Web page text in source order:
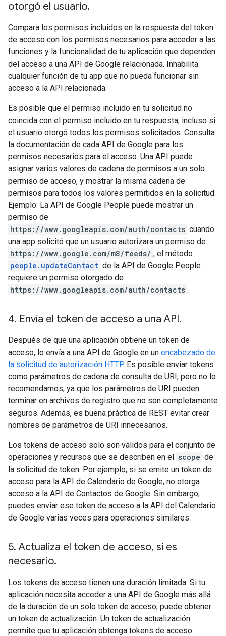
otorgó el usuario.
Compara los permisos incluidos en la respuesta del token
de acceso con los permisos necesarios para acceder a las
funciones y la funcionalidad de tu aplicación que dependen
del acceso a una API de Google relacionada. Inhabilita
cualquier función de tu app que no pueda funcionar sin
acceso a la API relacionada.
Es posible que el permiso incluido en tu solicitud no
coincida con el permiso incluido en tu respuesta, incluso si
el usuario otorgó todos los permisos solicitados. Consulta
la documentación de cada API de Google para los
permisos necesarios para el acceso. Una API puede
asignar varios valores de cadena de permisos a un solo
permiso de acceso, y mostrar la misma cadena de
permisos para todos los valores permitidos en la solicitud.
Ejemplo: La API de Google People puede mostrar un
permiso de
https://www.googleapis.com/auth/contacts cuando
una app solicitó que un usuario autorizara un permiso de
https://www.google.com/m8/feeds/ ; el método
people.updateContact de la API de Google People
requiere un permiso otorgado de
https://www.googleapis.com/auth/contacts .
4. Envía el token de acceso a una API.
Después de que una aplicación obtiene un token de
acceso, lo envía a una API de Google en un encabezado de
la solicitud de autorización HTTP. Es posible enviar tokens
como parámetros de cadena de consulta de URI, pero no lo
recomendamos, ya que los parámetros de URI pueden
terminar en archivos de registro que no son completamente
seguros. Además, es buena práctica de REST evitar crear
nombres de parámetros de URI innecesarios.
Los tokens de acceso solo son válidos para el conjunto de
operaciones y recursos que se describen en el scope de
la solicitud de token. Por ejemplo, si se emite un token de
acceso para la API de Calendario de Google, no otorga
acceso a la API de Contactos de Google. Sin embargo,
puedes enviar ese token de acceso a la API del Calendario
de Google varias veces para operaciones similares.
5. Actualiza el token de acceso, si es
necesario.
Los tokens de acceso tienen una duración limitada. Si tu
aplicación necesita acceder a una API de Google más allá
de la duración de un solo token de acceso, puede obtener
un token de actualización. Un token de actualización
permite que tu aplicación obtenga tokens de acceso